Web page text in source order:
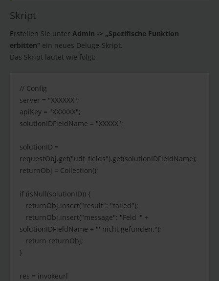
Skript
Erstellen Sie unter Admin -> „Spezifische Funktion
erbitten“ ein neues Deluge-Skript.
Das Skript lautet wie folgt:
// Config
server = "XXXXXX";
apiKey = "XXXXXX";
solutionIDFieldName = "XXXXX";
solutionID =
requestObj.get("udf_fields").get(solutionIDFieldName);
returnObj = Collection();
if (isNull(solutionID)) {
returnObj.insert("result": "failed");
returnObj.insert("message": "Feld '" +
solutionIDFieldName + "' nicht gefunden.");
return returnObj;
}
res = invokeurl